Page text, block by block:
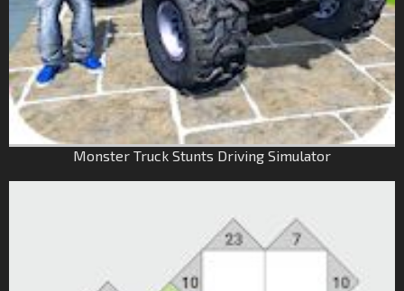
Monster Truck Stunts Driving Simulator